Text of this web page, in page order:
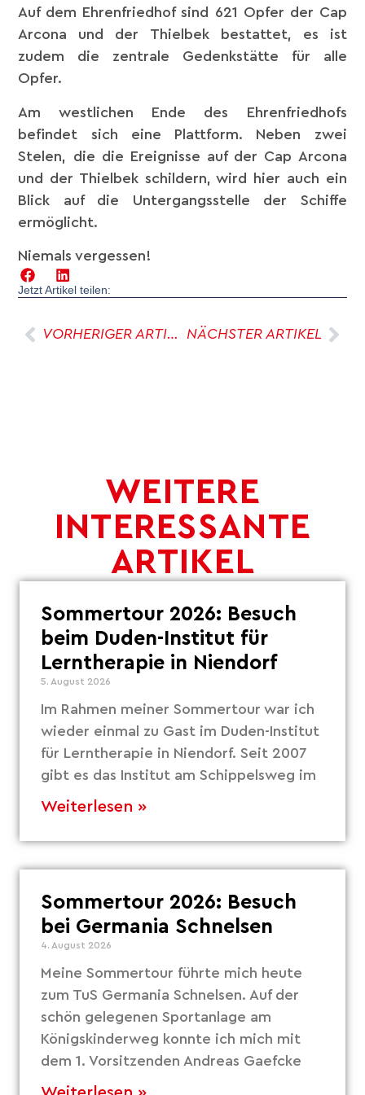
Auf dem Ehrenfriedhof sind 621 Opfer der Cap
Arcona und der Thielbek bestattet, es ist
zudem die zentrale Gedenkstätte für alle
Opfer.
Am westlichen Ende des Ehrenfriedhofs
befindet sich eine Plattform. Neben zwei
Stelen, die die Ereignisse auf der Cap Arcona
und der Thielbek schildern, wird hier auch ein
Blick auf die Untergangsstelle der Schiffe
ermöglicht.
Niemals vergessen!
Jetzt Artikel teilen:
VORHERIGER ARTIKEL NÄCHSTER ARTIKEL
WEITERE
INTERESSANTE
ARTIKEL
Sommertour 2026: Besuch
beim Duden-Institut für
Lerntherapie in Niendorf
5. August 2026
Im Rahmen meiner Sommertour war ich
wieder einmal zu Gast im Duden-Institut
für Lerntherapie in Niendorf. Seit 2007
gibt es das Institut am Schippelsweg im
Weiterlesen »
Sommertour 2026: Besuch
bei Germania Schnelsen
4. August 2026
Meine Sommertour führte mich heute
zum TuS Germania Schnelsen. Auf der
schön gelegenen Sportanlage am
Königskinderweg konnte ich mich mit
dem 1. Vorsitzenden Andreas Gaefcke